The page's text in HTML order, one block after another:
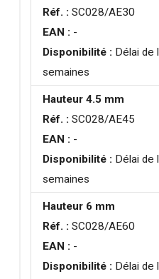
Réf. : SC028/AE30
EAN : -
Disponibilité : Délai de
semaines
Hauteur 4.5 mm
Réf. : SC028/AE45
EAN : -
Disponibilité : Délai de
semaines
Hauteur 6 mm
Réf. : SC028/AE60
EAN : -
Disponibilité : Délai de